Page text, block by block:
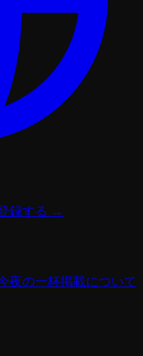
録する →
夜の一杯掲載について